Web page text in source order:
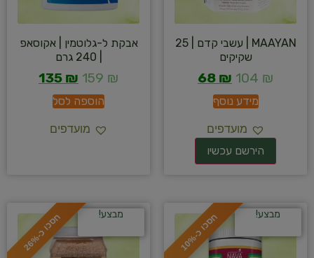
MAAYAN | עשבי קדם | 25
שקיקים
104 ₪
68 ₪
מידע נוסף
מועדפים
אבקת ל-גלוטמין | אקוסאפ
159 ₪
135 ₪
הוספה לסל
מועדפים
ח
ס
כ
ו
כ
-
1
0
% מבצע! ח
ס
כ
ו
כ
-
2
6
% מבצע!